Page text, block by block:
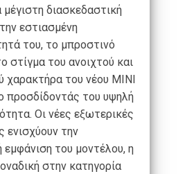
μέγιστη διασκεδαστική
εστιασμένη
του, το μπροστινό
στίγμα του ανοιχτού και
χαρακτήρα του νέου MINI
προσδίδοντάς του υψηλή
Οι νέες εξωτερικές
ενισχύουν την
του μοντέλου, η
στην κατηγορία